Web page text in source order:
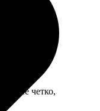
все четко,